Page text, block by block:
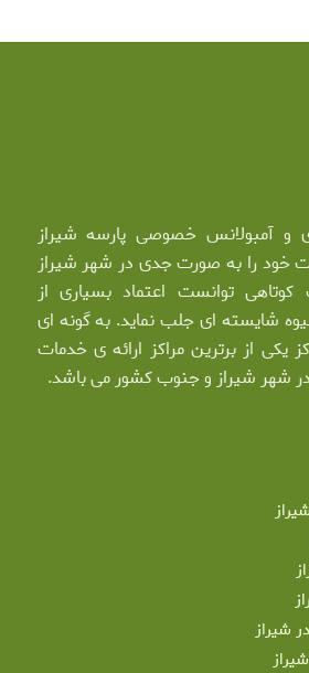
و آمبولانس خصوصی پارسه شیراز
95 فعالیت خود را به صورت جدی در شهر شیراز
توانست اعتماد بسیاری از
شایسته ای جلب نماید. به گونه ای
یکی از برترین مراکز ارائه ی خدمات
شهر شیراز و جنوب کشور می باشد.
شیراز